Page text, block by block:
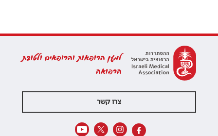
למען הרופאות והרופאים ולטובת
הרפואה
צרו קשר